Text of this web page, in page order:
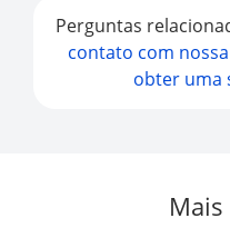
Perguntas
contato com
obter uma